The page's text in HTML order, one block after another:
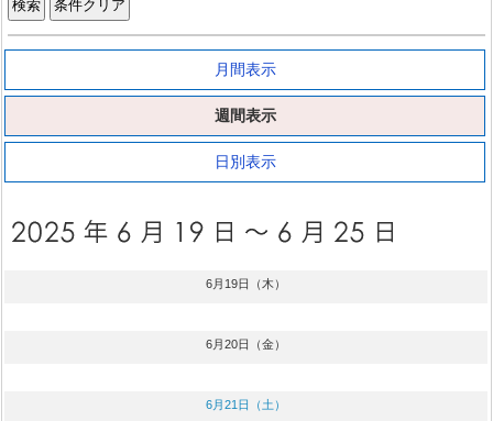
月間表示
週間表示
日別表示
6月19日（木）
6月20日（金）
6月21日（土）